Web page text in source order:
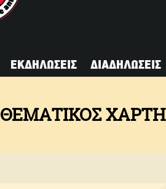
ΕΚΔΗΛΩΣΕΙΣ ΔΙΑΔΗΛΩΣΕΙΣ
ΘΕΜΑΤΙΚΌΣ